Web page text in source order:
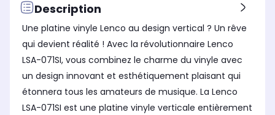
Description
Une platine vinyle Lenco au design vertical ? Un rêve
qui devient réalité ! Avec la révolutionnaire Lenco
LSA-071SI, vous combinez le charme du vinyle avec
un design innovant et esthétiquement plaisant qui
étonnera tous les amateurs de musique. La Lenco
LSA-071SI est une platine vinyle verticale entièrement